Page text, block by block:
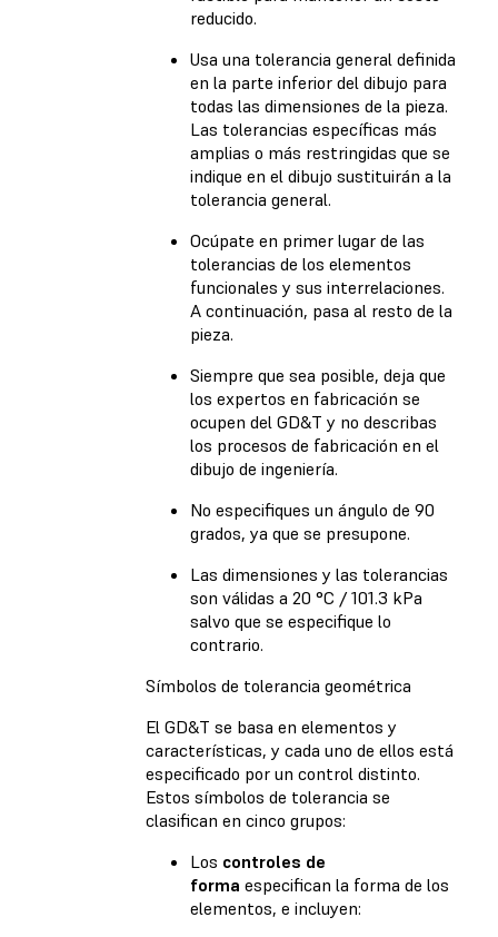
reducido.
Usa una tolerancia general definida
en la parte inferior del dibujo para
todas las dimensiones de la pieza.
Las tolerancias específicas más
amplias o más restringidas que se
indique en el dibujo sustituirán a la
tolerancia general.
Ocúpate en primer lugar de las
tolerancias de los elementos
funcionales y sus interrelaciones.
A continuación, pasa al resto de la
pieza.
Siempre que sea posible, deja que
los expertos en fabricación se
ocupen del GD&T y no describas
los procesos de fabricación en el
dibujo de ingeniería.
No especifiques un ángulo de 90
grados, ya que se presupone.
Las dimensiones y las tolerancias
son válidas a 20 °C / 101.3 kPa
salvo que se especifique lo
contrario.
Símbolos de tolerancia geométrica
El GD&T se basa en elementos y
características, y cada uno de ellos está
especificado por un control distinto.
Estos símbolos de tolerancia se
clasifican en cinco grupos:
Los controles de
forma especifican la forma de los
elementos, e incluyen: